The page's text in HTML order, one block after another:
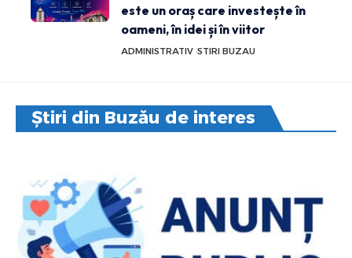
este un oraș care investește în
oameni, în idei și în viitor
ADMINISTRATIV STIRI BUZAU
Știri din Buzău de interes